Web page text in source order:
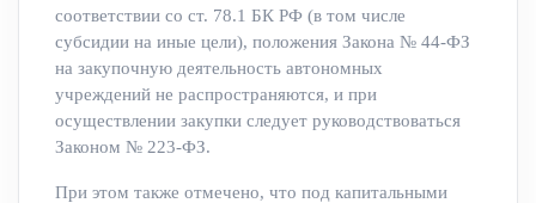
соответствии со ст. 78.1 БК РФ (в том числе
субсидии на иные цели), положения Закона № 44-ФЗ
на закупочную деятельность автономных
учреждений не распространяются, и при
осуществлении закупки следует руководствоваться
Законом № 223-ФЗ.
При этом также отмечено, что под капитальными